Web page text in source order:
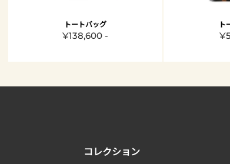
トートバッグ
¥138,600 -
ト
コレクション